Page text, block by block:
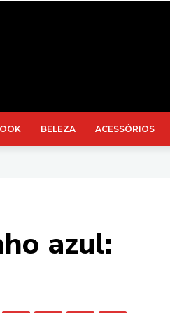
BELEZA ACESSÓRIOS
azul: